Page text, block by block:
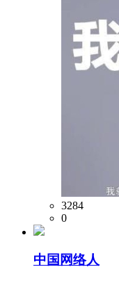
3284
0
中国网络人